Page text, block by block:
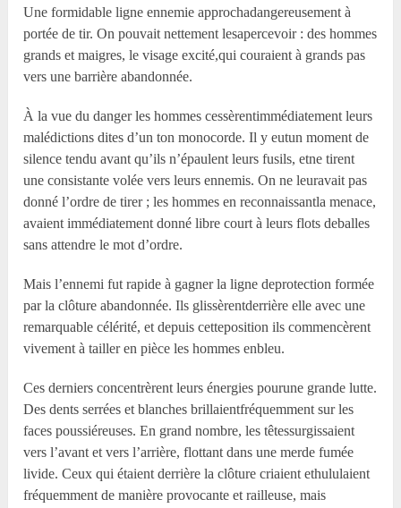
Une formidable ligne ennemie approchadangereusement à
portée de tir. On pouvait nettement lesapercevoir : des hommes
grands et maigres, le visage excité,qui couraient à grands pas
vers une barrière abandonnée.
À la vue du danger les hommes cessèrentimmédiatement leurs
malédictions dites d’un ton monocorde. Il y eutun moment de
silence tendu avant qu’ils n’épaulent leurs fusils, etne tirent
une consistante volée vers leurs ennemis. On ne leuravait pas
donné l’ordre de tirer ; les hommes en reconnaissantla menace,
avaient immédiatement donné libre court à leurs flots deballes
sans attendre le mot d’ordre.
Mais l’ennemi fut rapide à gagner la ligne deprotection formée
par la clôture abandonnée. Ils glissèrentderrière elle avec une
remarquable célérité, et depuis cetteposition ils commencèrent
vivement à tailler en pièce les hommes enbleu.
Ces derniers concentrèrent leurs énergies pourune grande lutte.
Des dents serrées et blanches brillaientfréquemment sur les
faces poussiéreuses. En grand nombre, les têtessurgissaient
vers l’avant et vers l’arrière, flottant dans une merde fumée
livide. Ceux qui étaient derrière la clôture criaient ethululaient
fréquemment de manière provocante et railleuse, mais